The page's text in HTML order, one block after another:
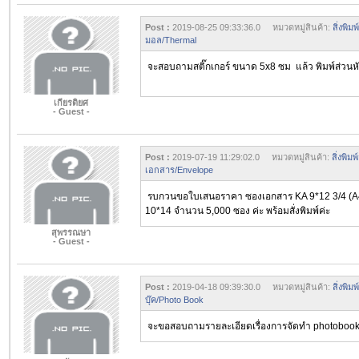
เกียรติยศ
- Guest -
Post : 2019-08-25 09:33:36.0 หมวดหมู่สินค้า: สิ่งพิม
มอล/Thermal
จะสอบถามสติ๊กเกอร์ ขนาด 5x8 ซม แล้ว พิมพ์ส่วน
สุพรรณษา
- Guest -
Post : 2019-07-19 11:29:02.0 หมวดหมู่สินค้า: สิ่งพิม
เอกสาร/Envelope
รบกวนขอใบเสนอราคา ซองเอกสาร KA 9*12 3/4
10*14 จำนวน 5,000 ซอง ค่ะ พร้อมสั่งพิมพ์ค่ะ
Post : 2019-04-18 09:39:30.0 หมวดหมู่สินค้า: สิ่งพิม
บุ๊ค/Photo Book
จะขอสอบถามรายละเอียดเรื่องการจัดทำ